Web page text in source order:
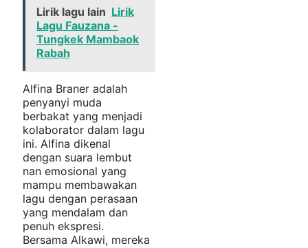
Lirik lagu lain Lirik
Lagu Fauzana -
Tungkek Mambaok
Rabah
Alfina Braner adalah
penyanyi muda
berbakat yang menjadi
kolaborator dalam lagu
ini. Alfina dikenal
dengan suara lembut
nan emosional yang
mampu membawakan
lagu dengan perasaan
yang mendalam dan
penuh ekspresi.
Bersama Alkawi, mereka